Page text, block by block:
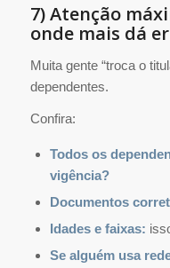
7) Atenção
onde mais dá
Muita gente “troca o
dependentes.
Confira:
Todos os
vigência?
Documentos
Idades e faixas:
Se alguém usa